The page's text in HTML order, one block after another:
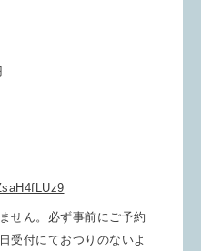
せん。必ず事前にご予約
受付にておつりのないよ